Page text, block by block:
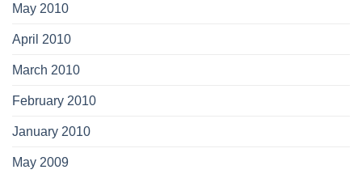
May 2010
April 2010
March 2010
February 2010
January 2010
May 2009